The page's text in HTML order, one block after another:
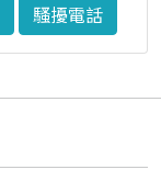
騷擾電話